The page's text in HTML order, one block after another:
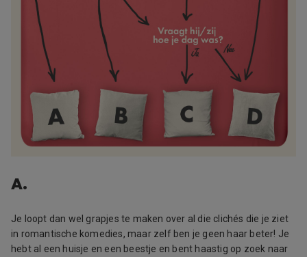
A.
Je loopt dan wel grapjes te maken over al die clichés die je ziet
in romantische komedies, maar zelf ben je geen haar beter! Je
hebt al een huisje en een beestje en bent haastig op zoek naar